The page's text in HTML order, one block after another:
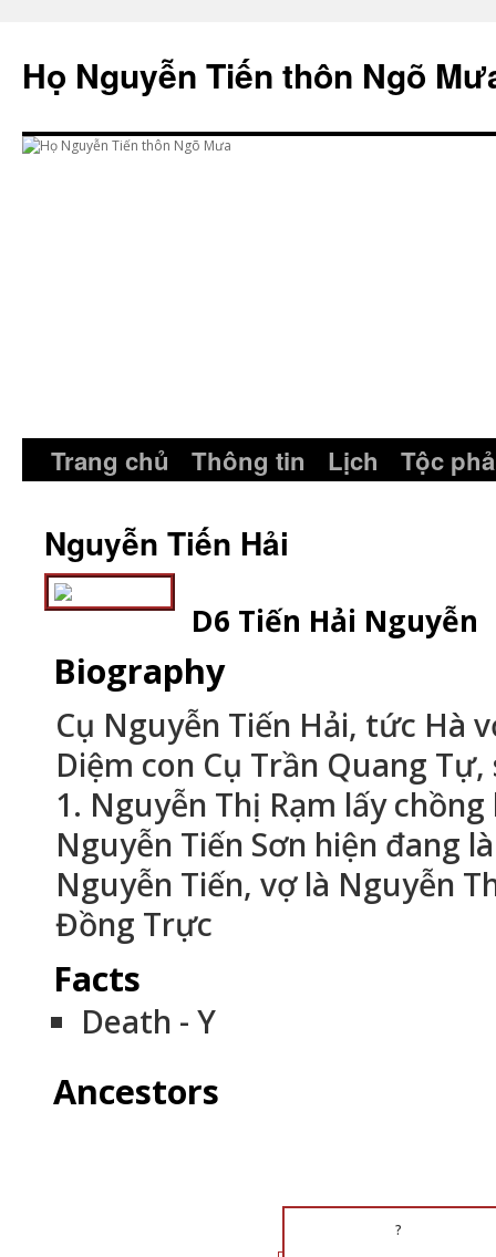
content
Họ Nguyễn Tiến thôn Ngõ
Trang chủ Thông tin Lịch Tộc phả
Nguyễn Tiến Hải
D6 Tiến Hải Nguyễn
Biography
Cụ Nguyễn Tiến Hải, tức Hà
Diệm con Cụ Trần Quang
1. Nguyễn Thị Rạm lấy
Nguyễn Tiến Sơn hiện đang
Nguyễn Tiến, vợ là Nguyễn
Đồng Trực
Facts
Death - Y
Ancestors
?